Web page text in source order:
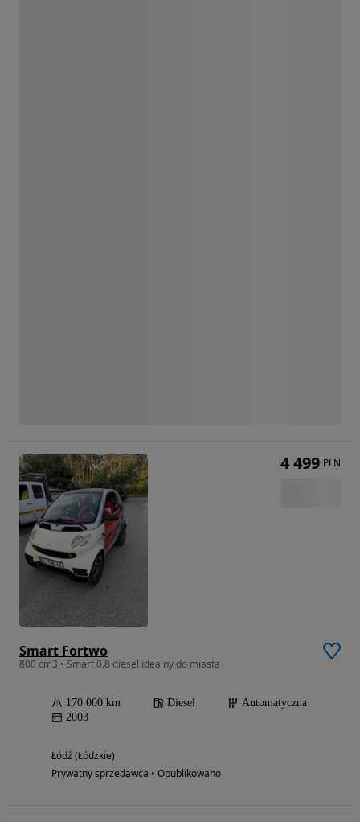
Smart Fortwo
800 cm3 • Smart 0.8 diesel idealny do miasta
170 000 km Diesel
Automatyczna
2003
Łódź (Łódzkie)
Prywatny sprzedawca • Opublikowano
4 499 PLN